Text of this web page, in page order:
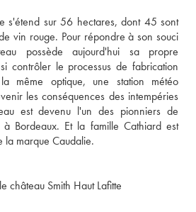
s'étend sur 56 hectares, dont 45 sont
vin rouge. Pour répondre à son souci
possède aujourd'hui sa propre
contrôler le processus de fabrication
même optique, une station météo
les conséquences des intempéries
est devenu l'un des pionniers de
à Bordeaux. Et la famille Cathiard est
la marque Caudalie.
château Smith Haut Lafitte